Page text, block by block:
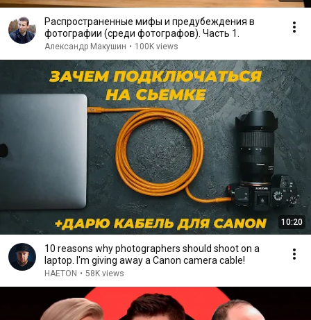
Распространенные мифы и предубеждения в
фотографии (среди фотографов). Часть 1.
Александр Макушин • 100K views
10:20
10 reasons why photographers should shoot on a
laptop. I'm giving away a Canon camera cable!
HAETON • 58K views